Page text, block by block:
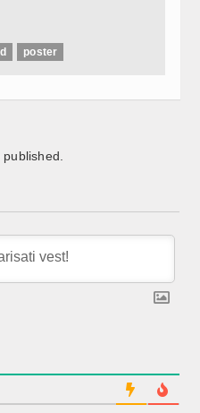
poster